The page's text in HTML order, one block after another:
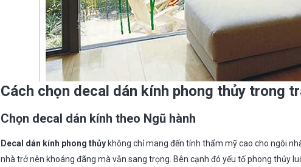
Cách chọn decal dán kính phong thủy trong
Chọn decal dán kính theo Ngũ hành
Decal dán kính phong thủy không chỉ mang đến tính thẩm mỹ cao cho ngôi
nhà trở nên khoáng đãng mà vẫn sang trọng. Bên cạnh đó yếu tố phong thủy